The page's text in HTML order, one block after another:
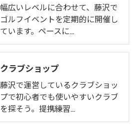
幅広いレベルに合わせて、藤沢で
ゴルフイベントを定期的に開催し
ています。ペースに…
クラブショップ
藤沢で運営しているクラブショッ
プで初心者でも使いやすいクラブ
を探そう。提携練習…